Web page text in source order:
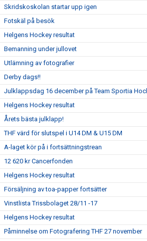
Skridskoskolan startar upp igen
Fotskäl på besök
Helgens Hockey resultat
Bemanning under jullovet
Utlämning av fotografier
Derby dags!!
Julklappsdag 16 december på Team Sportia
Helgens Hockey resultat
Årets bästa julklapp!
THF värd för slutspel i U14 DM & U15 DM
A-laget kör på i fortsättningstrean
12 620 kr Cancerfonden
Helgens Hockey resultat
Försäljning av toa-papper fortsätter
Vinstlista Trissbolaget 28/11 -17
Helgens Hockey resultat
Påminnelse om Fotografering THF 27 november